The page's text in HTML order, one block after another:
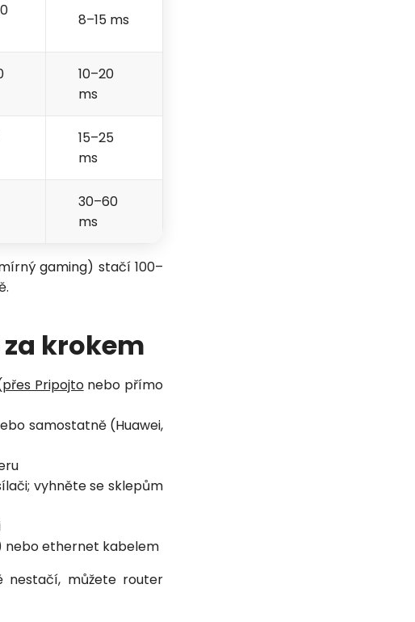
8–15 ms
10–20
ms
15–25
ms
30–60
ms
gaming) stačí 100–
krokem
přes Pripojtonebo přímo
samostatně (Huawei,
vyhněte se sklepům
nebo ethernet kabelem
nestačí, můžete router